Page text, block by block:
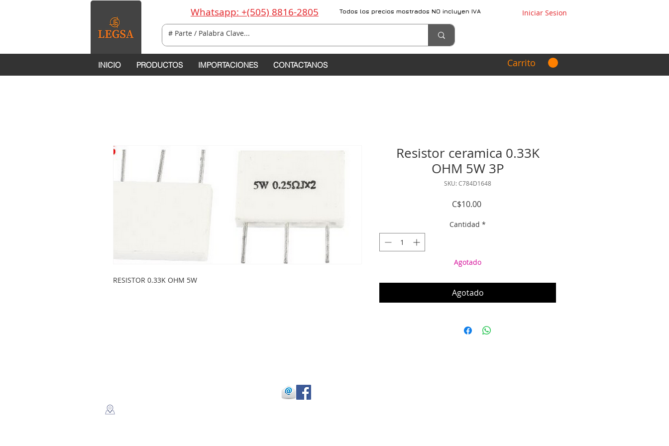
Whatsapp: +(505) 8816-2805 Todos los precios mostrados NO incluyen IVA Iniciar Sesion
INICIO PRODUCTOS IMPORTACIONES CONTACTANOS Carrito
RESISTOR 0.33K OHM 5W
Resistor ceramica 0.33K
OHM 5W 3P
SKU: C784D1648
C$10.00Precio
Cantidad *
Agotado
Agotado